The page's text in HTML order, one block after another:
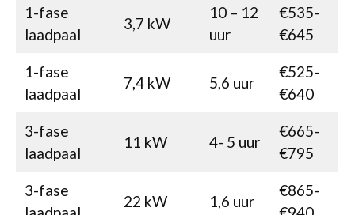
1-fase
laadpaal
3,7 kW
10 – 12
uur
€535-
€645
1-fase
laadpaal
7,4 kW 5,6 uur
€525-
€640
3-fase
laadpaal
11 kW 4- 5 uur
€665-
€795
3-fase
22 kW 1,6 uur
€865-